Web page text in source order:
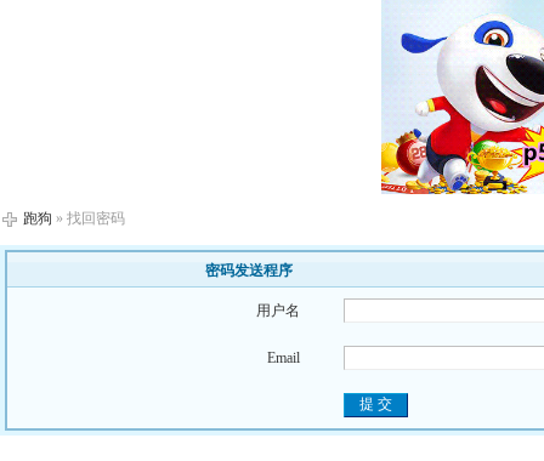
跑狗 » 找回密码
密码发送程序
用户名
Email